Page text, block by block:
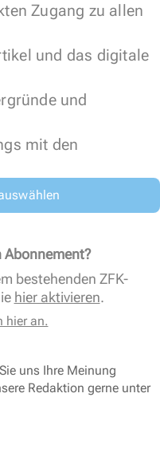
Zugang zu allen
und das digitale
und
mit den
Abonnement?
bestehenden ZFK-
hier aktivieren.
hier an.
uns Ihre Meinung
Redaktion gerne unter